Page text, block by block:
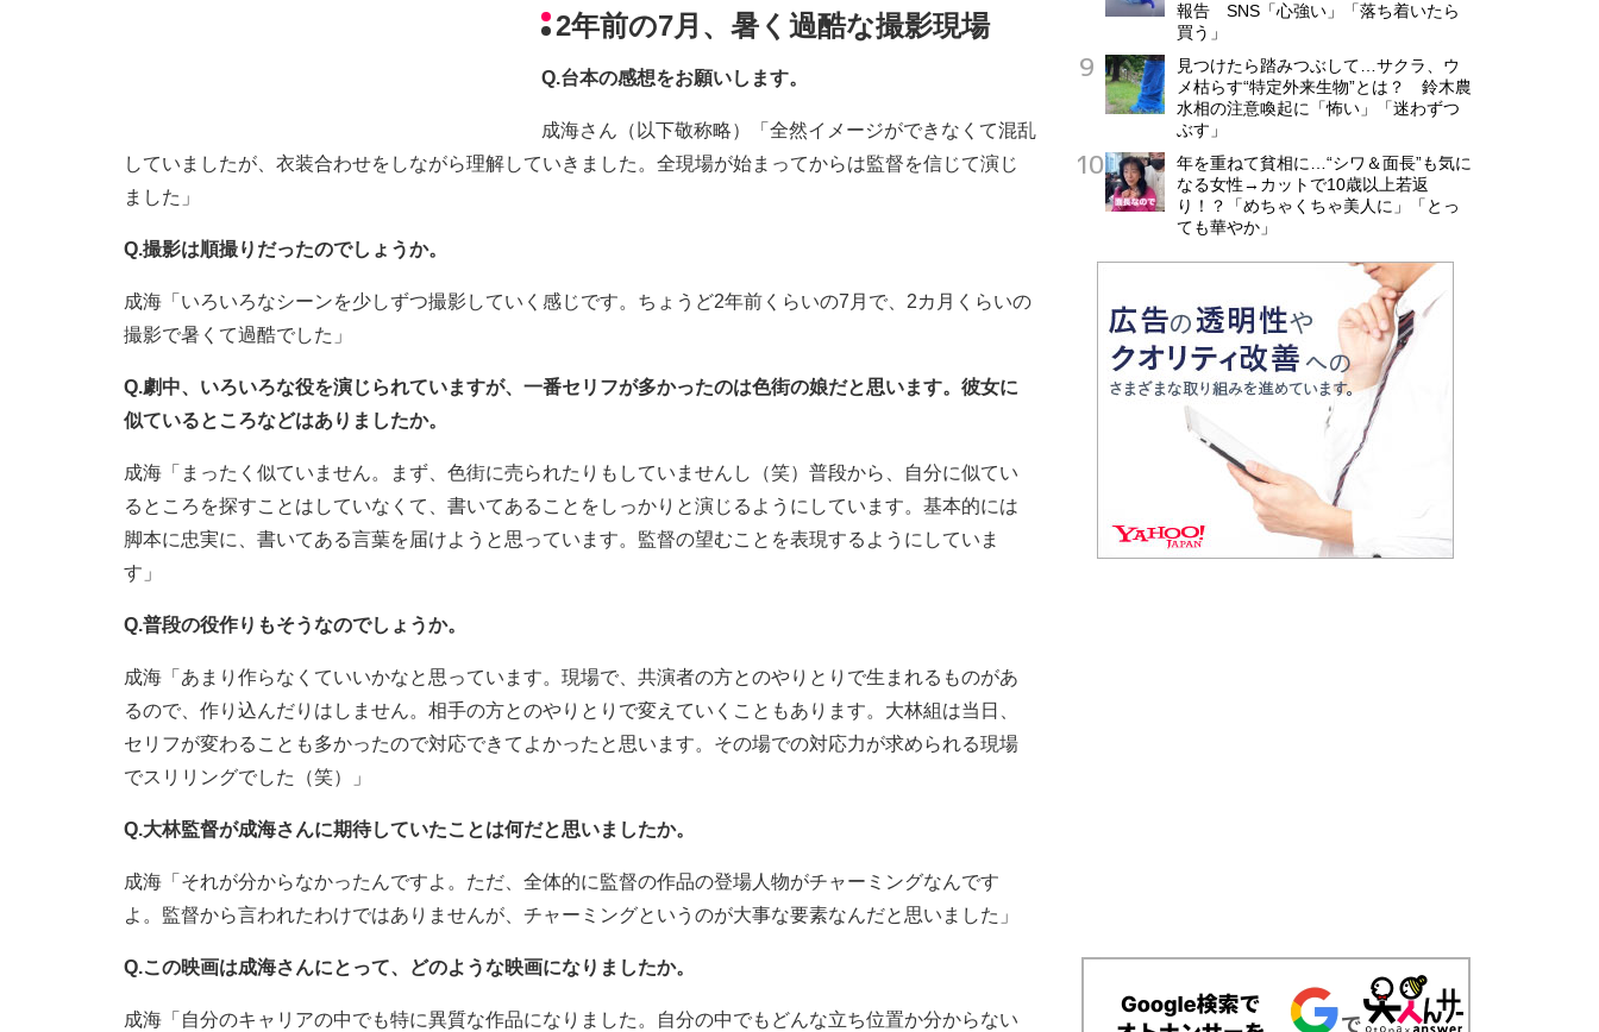
2年前の7月、暑く過酷な撮影現場
Q.台本の感想をお願いします。
成海さん（以下敬称略）「全然イメージができなくて混乱
していましたが、衣装合わせをしながら理解していきました。全現場が始まってからは監督を信じて演じ
ました」
Q.撮影は順撮りだったのでしょうか。
成海「いろいろなシーンを少しずつ撮影していく感じです。ちょうど2年前くらいの7月で、2カ月くらいの
撮影で暑くて過酷でした」
Q.劇中、いろいろな役を演じられていますが、一番セリフが多かったのは色街の娘だと思います。彼女に
似ているところなどはありましたか。
成海「まったく似ていません。まず、色街に売られたりもしていませんし（笑）普段から、自分に似てい
るところを探すことはしていなくて、書いてあることをしっかりと演じるようにしています。基本的には
脚本に忠実に、書いてある言葉を届けようと思っています。監督の望むことを表現するようにしていま
す」
Q.普段の役作りもそうなのでしょうか。
成海「あまり作らなくていいかなと思っています。現場で、共演者の方とのやりとりで生まれるものがあ
るので、作り込んだりはしません。相手の方とのやりとりで変えていくこともあります。大林組は当日、
セリフが変わることも多かったので対応できてよかったと思います。その場での対応力が求められる現場
でスリリングでした（笑）」
Q.大林監督が成海さんに期待していたことは何だと思いましたか。
成海「それが分からなかったんですよ。ただ、全体的に監督の作品の登場人物がチャーミングなんです
よ。監督から言われたわけではありませんが、チャーミングというのが大事な要素なんだと思いました」
Q.この映画は成海さんにとって、どのような映画になりましたか。
成海「自分のキャリアの中でも特に異質な作品になりました。自分の中でもどんな立ち位置か分からない
報告 SNS「心強い」「落ち着いたら
買う」
見つけたら踏みつぶして…サクラ、ウ
メ枯らす“特定外来生物”とは？ 鈴木農
水相の注意喚起に「怖い」「迷わずつ
ぶす」
年を重ねて貧相に…“シワ＆面長”も気に
なる女性→カットで10歳以上若返
り！？「めちゃくちゃ美人に」「とっ
ても華やか」